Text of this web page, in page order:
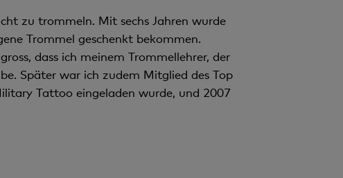
zu trommeln. Mit sechs Jahren wurde
Trommel geschenkt bekommen.
dass ich meinem Trommellehrer, der
Später war ich zudem Mitglied des Top
Tattoo eingeladen wurde, und 2007